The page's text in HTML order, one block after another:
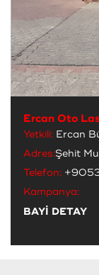
Ercan Oto
Yetkili: Ercan
Adres:Şehit
Telefon:
Kampanya:
BAYİ DETAY